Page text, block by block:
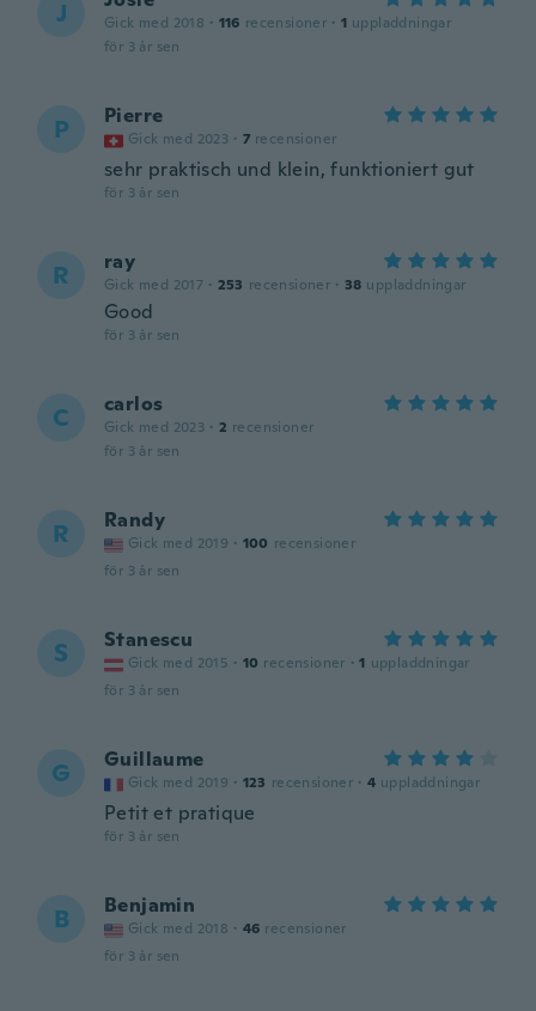
J Gick med 2018 · 116 recensioner · 1 uppladdningar
för 3 år sen
P Pierre
Gick med 2023 · 7 recensioner
sehr praktisch und klein, funktioniert gut
för 3 år sen
R ray
Gick med 2017 · 253 recensioner · 38 uppladdningar
Good
för 3 år sen
C carlos
Gick med 2023 · 2 recensioner
för 3 år sen
R Randy
Gick med 2019 · 100 recensioner
för 3 år sen
S Stanescu
Gick med 2015 · 10 recensioner · 1 uppladdningar
för 3 år sen
G Guillaume
Gick med 2019 · 123 recensioner · 4 uppladdningar
Petit et pratique
för 3 år sen
B Benjamin
Gick med 2018 · 46 recensioner
för 3 år sen